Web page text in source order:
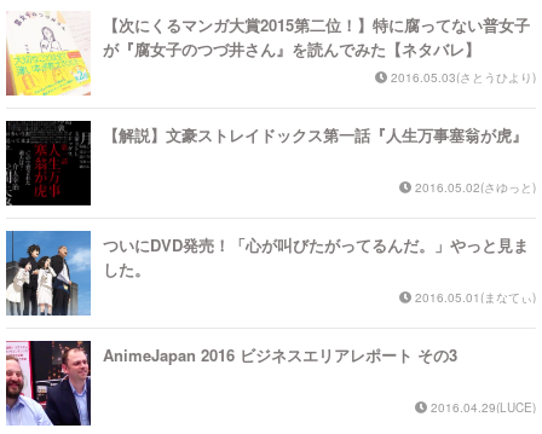
【次にくるマンガ大賞2015第二位！】特に腐ってない普女子
が『腐女子のつづ井さん』を読んでみた【ネタバレ】
2016.05.03(さとうひより)
【解説】文豪ストレイドックス第一話『人生万事塞翁が虎』
2016.05.02(さゆっと)
ついにDVD発売！「心が叫びたがってるんだ。」やっと見ま
した。
2016.05.01(まなてぃ)
AnimeJapan 2016 ビジネスエリアレポート その3
2016.04.29(LUCE)